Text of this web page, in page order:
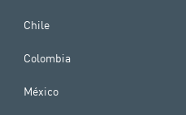
Chile
Colombia
México